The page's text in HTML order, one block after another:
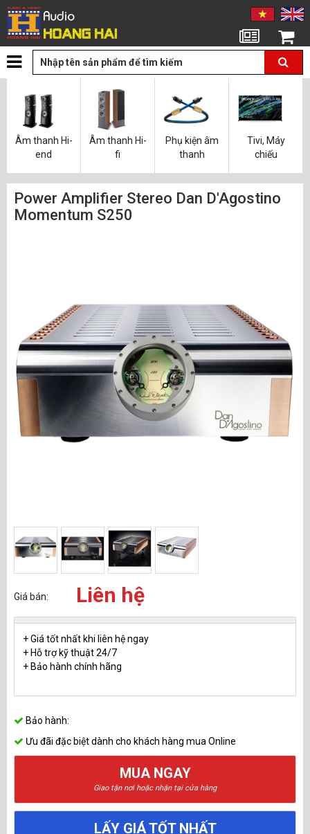
Giỏ hàng
Âm thanh Hi-
end
Âm thanh Hi-
fi
Phụ kiện âm
thanh
Tivi, Máy
chiếu
Power Amplifier Stereo Dan D'Agostino
Momentum S250
Giá bán: Liên hệ
+ Giá tốt nhất khi liên hệ ngay
+ Hỗ trợ kỹ thuật 24/7
+ Bảo hành chính hãng
Bảo hành:
Ưu đãi đặc biệt dành cho khách hàng mua Online
MUA NGAY
Giao tận nơi hoặc nhận tại cửa hàng
LẤY GIÁ TỐT NHẤT